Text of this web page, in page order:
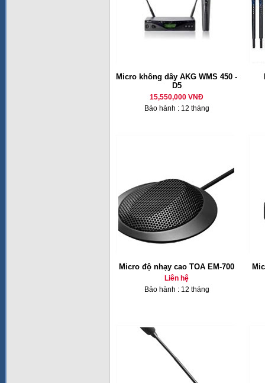
Micro không dây AKG WMS 450 -
D5
15,550,000 VNĐ
Bảo hành : 12 tháng
Micro độ nhạy cao TOA EM-700
Liên hệ
Bảo hành : 12 tháng